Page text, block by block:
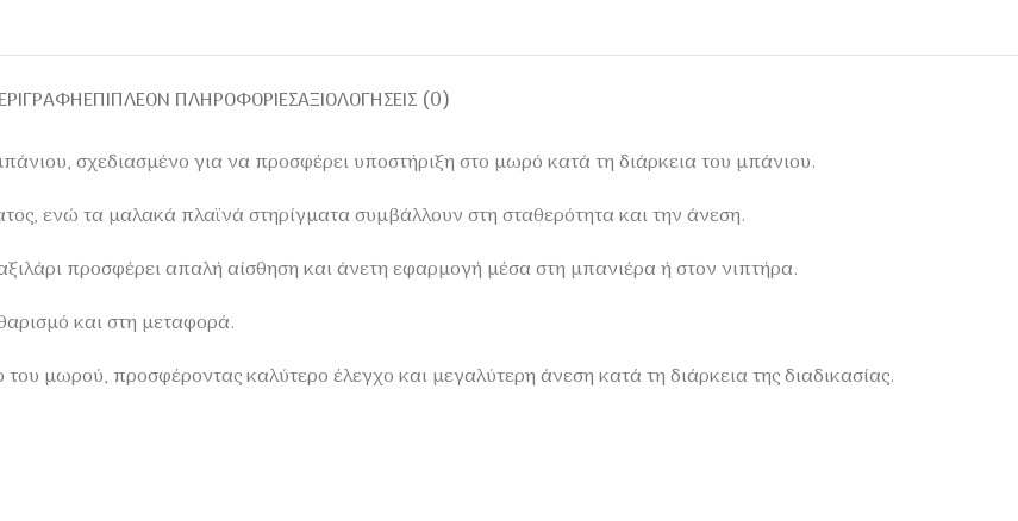
ΕΠΙΠΛΈΟΝ ΠΛΗΡΟΦΟΡΊΕΣΑΞΙΟΛΟΓΉΣΕΙΣ (0)
σχεδιασμένο για να προσφέρει υποστήριξη στο μωρό κατά τη διάρκεια του μπάνιου.
ενώ τα μαλακά πλαϊνά στηρίγματα συμβάλλουν στη σταθερότητα και την άνεση.
προσφέρει απαλή αίσθηση και άνετη εφαρμογή μέσα στη μπανιέρα ή στον νιπτήρα.
και στη μεταφορά.
του μωρού, προσφέροντας καλύτερο έλεγχο και μεγαλύτερη άνεση κατά τη διάρκεια της διαδικασίας.